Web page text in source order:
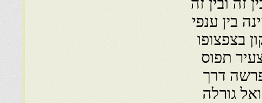
זה ובין זה
בין ענפי
בצפצופו
תפוס
דרך
גורלה